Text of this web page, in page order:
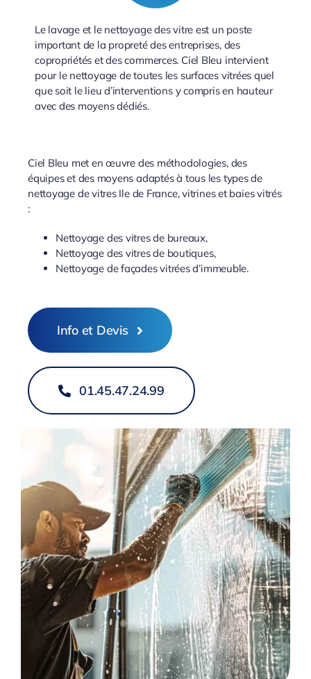
Le lavage et le nettoyage des vitre est un poste
important de la propreté des entreprises, des
copropriétés et des commerces. Ciel Bleu intervient
pour le nettoyage de toutes les surfaces vitrées quel
que soit le lieu d’interventions y compris en hauteur
avec des moyens dédiés.
Ciel Bleu met en œuvre des méthodologies, des
équipes et des moyens adaptés à tous les types de
nettoyage de vitres Ile de France, vitrines et baies vitrés
:
Nettoyage des vitres de bureaux,
Nettoyage des vitres de boutiques,
Nettoyage de façades vitrées d’immeuble.
Info et Devis
01.45.47.24.99